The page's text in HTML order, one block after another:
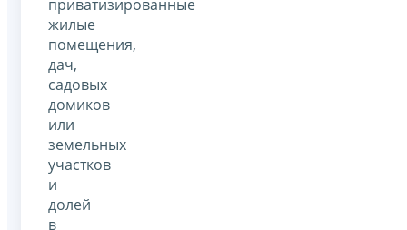
приватизированные
жилые
помещения,
дач,
садовых
домиков
или
земельных
участков
и
долей
в